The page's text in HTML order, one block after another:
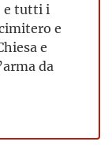
e tutti i
e
e
da